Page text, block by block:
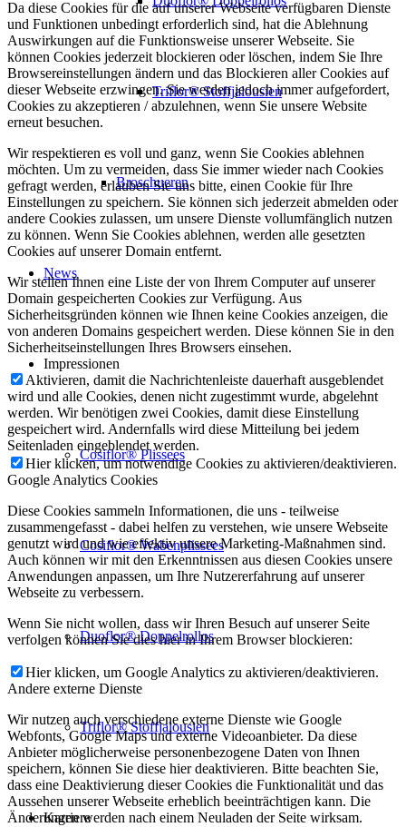
Triflor® Stoffjalousien
Broschueren
News
Impressionen
Cosiflor® Plissees
Cosiflor® Wabenplissees
Duoflor® Doppelrollos
Triflor® Stoffjalousien
Karriere
Da diese Cookies für die auf unserer Webseite verfügbaren Dienste
und Funktionen unbedingt erforderlich sind, hat die Ablehnung
Auswirkungen auf die Funktionsweise unserer Webseite. Sie
können Cookies jederzeit blockieren oder löschen, indem Sie Ihre
Browsereinstellungen ändern und das Blockieren aller Cookies auf
dieser Webseite erzwingen. Sie werden jedoch immer aufgefordert,
Cookies zu akzeptieren / abzulehnen, wenn Sie unsere Website
erneut besuchen.
Wir respektieren es voll und ganz, wenn Sie Cookies ablehnen
möchten. Um zu vermeiden, dass Sie immer wieder nach Cookies
gefragt werden, erlauben Sie uns bitte, einen Cookie für Ihre
Einstellungen zu speichern. Sie können sich jederzeit abmelden oder
andere Cookies zulassen, um unsere Dienste vollumfänglich nutzen
zu können. Wenn Sie Cookies ablehnen, werden alle gesetzten
Cookies auf unserer Domain entfernt.
Wir stellen Ihnen eine Liste der von Ihrem Computer auf unserer
Domain gespeicherten Cookies zur Verfügung. Aus
Sicherheitsgründen können wie Ihnen keine Cookies anzeigen, die
von anderen Domains gespeichert werden. Diese können Sie in den
Sicherheitseinstellungen Ihres Browsers einsehen.
Aktivieren, damit die Nachrichtenleiste dauerhaft ausgeblendet
wird und alle Cookies, denen nicht zugestimmt wurde, abgelehnt
werden. Wir benötigen zwei Cookies, damit diese Einstellung
gespeichert wird. Andernfalls wird diese Mitteilung bei jedem
Seitenladen eingeblendet werden.
Hier klicken, um notwendige Cookies zu aktivieren/deaktivieren.
Google Analytics Cookies
Diese Cookies sammeln Informationen, die uns - teilweise
zusammengefasst - dabei helfen zu verstehen, wie unsere Webseite
genutzt wird und wie effektiv unsere Marketing-Maßnahmen sind.
Auch können wir mit den Erkenntnissen aus diesen Cookies unsere
Anwendungen anpassen, um Ihre Nutzererfahrung auf unserer
Webseite zu verbessern.
Wenn Sie nicht wollen, dass wir Ihren Besuch auf unserer Seite
verfolgen können Sie dies hier in Ihrem Browser blockieren:
Hier klicken, um Google Analytics zu aktivieren/deaktivieren.
Andere externe Dienste
Wir nutzen auch verschiedene externe Dienste wie Google
Webfonts, Google Maps und externe Videoanbieter. Da diese
Anbieter möglicherweise personenbezogene Daten von Ihnen
speichern, können Sie diese hier deaktivieren. Bitte beachten Sie,
dass eine Deaktivierung dieser Cookies die Funktionalität und das
Aussehen unserer Webseite erheblich beeinträchtigen kann. Die
Änderungen werden nach einem Neuladen der Seite wirksam.